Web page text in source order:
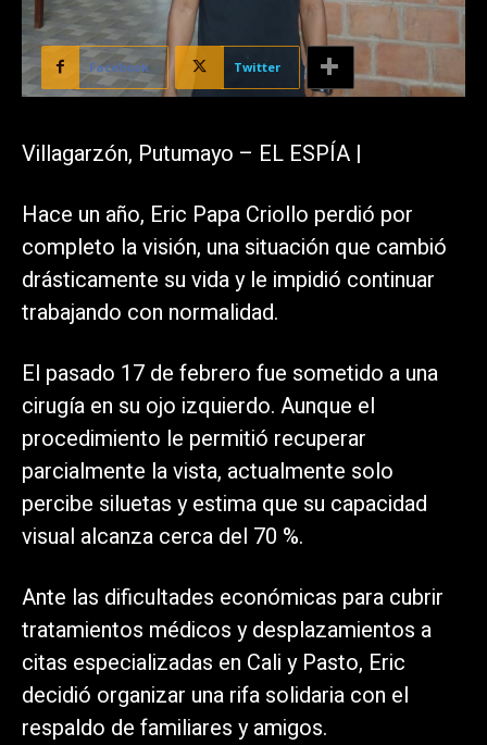
Facebook Twitter
Villagarzón, Putumayo – EL ESPÍA |
Hace un año, Eric Papa Criollo perdió por
completo la visión, una situación que cambió
drásticamente su vida y le impidió continuar
trabajando con normalidad.
El pasado 17 de febrero fue sometido a una
cirugía en su ojo izquierdo. Aunque el
procedimiento le permitió recuperar
parcialmente la vista, actualmente solo
percibe siluetas y estima que su capacidad
visual alcanza cerca del 70 %.
Ante las dificultades económicas para cubrir
tratamientos médicos y desplazamientos a
citas especializadas en Cali y Pasto, Eric
decidió organizar una rifa solidaria con el
respaldo de familiares y amigos.